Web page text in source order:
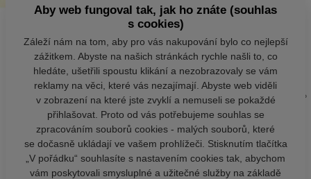
Aby web fungoval tak, jak ho znáte (souhlas
s cookies)
Záleží nám na tom, aby pro vás nakupování bylo co nejlepší
zážitkem. Abyste na našich stránkách rychle našli to, co
hledáte, ušetřili spoustu klikání a nezobrazovaly se vám
reklamy na věci, které vás nezajímají. Abyste web viděli
v zobrazení na které jste zvyklí a nemuseli se pokaždé
přihlašovat. Proto od vás potřebujeme souhlas se
zpracováním souborů cookies - malých souborů, které
se dočasně ukládají ve vašem prohlížeči. Stisknutím tlačítka
„V pořádku“ souhlasíte s nastavením cookies tak, abychom
vám poskytovali smysluplné a užitečné služby na základě